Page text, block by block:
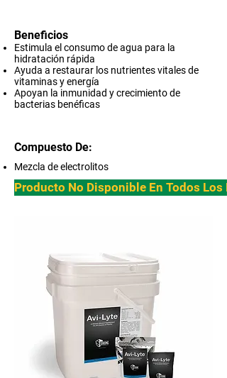
Beneficios
Estimula el consumo de agua para la
hidratación rápida
Ayuda a restaurar los nutrientes vitales de
vitaminas y energía
Apoyan la inmunidad y crecimiento de
bacterias benéficas
Compuesto De:
Mezcla de electrolitos
Producto No Disponible En Todos Los